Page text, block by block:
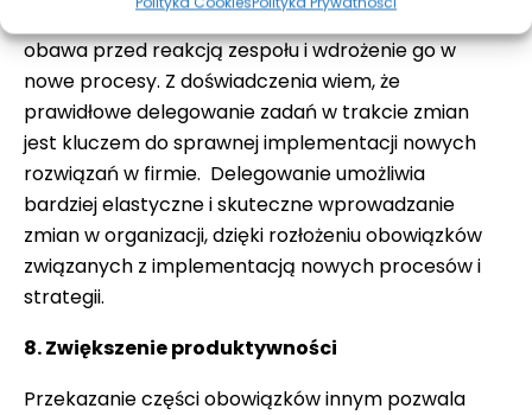
np. z wdrażaniem automatyzacji jest właśnie
obawa przed reakcją zespołu i wdrożenie go w
nowe procesy. Z doświadczenia wiem, że
prawidłowe delegowanie zadań w trakcie zmian
jest kluczem do sprawnej implementacji nowych
rozwiązań w firmie. Delegowanie umożliwia
bardziej elastyczne i skuteczne wprowadzanie
zmian w organizacji, dzięki rozłożeniu obowiązków
związanych z implementacją nowych procesów i
strategii.
8. Zwiększenie produktywności
Przekazanie części obowiązków innym pozwala